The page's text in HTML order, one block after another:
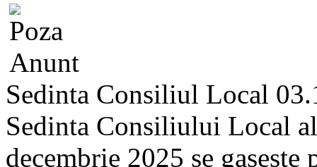
Sedinta Consiliul Local
Sedinta Consiliului Local
decembrie 2025 se